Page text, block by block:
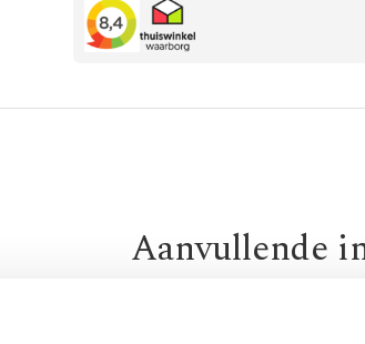
Aanvullende
140 x
180 x